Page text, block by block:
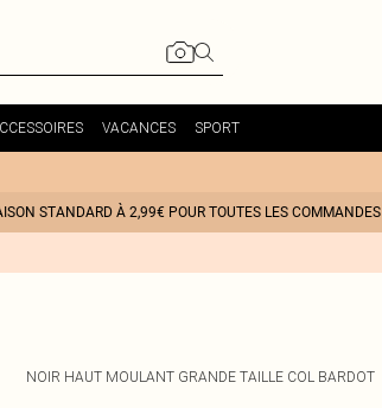
VACANCES SPORT
STANDARD À 2,99€ POUR TOUTES LES COMMANDES
NOIR HAUT MOULANT GRANDE TAILLE COL BARDOT